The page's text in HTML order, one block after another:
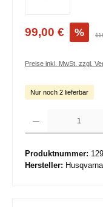
99,00 € %
Preise inkl. MwSt. zzgl.
Nur noch 2 lieferbar
Produktnummer:
Hersteller: Husqvarna